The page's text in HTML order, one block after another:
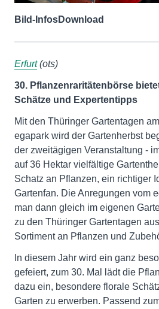
Bild-InfosDownload
Erfurt(ots)
30. Pflanzenraritätenbörse
Schätze und Expertentipps
Mit den Thüringer Gartentagen
egapark wird der Gartenherbst
der zweitägigen Veranstaltung -
auf 36 Hektar vielfältige
Schatz an Pflanzen, ein richtiger
Gartenfan. Die Anregungen vom
man dann gleich im eigenen
zu den Thüringer Gartentagen
Sortiment an Pflanzen und
In diesem Jahr wird ein ganz
gefeiert, zum 30. Mal lädt die
dazu ein, besondere florale
Garten zu erwerben. Passend